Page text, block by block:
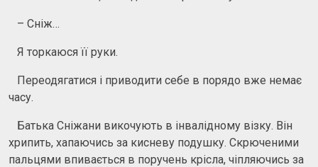
– Сніж…
Я торкаюся її руки.
Переодягатися і приводити себе в порядо вже немає
часу.
Батька Сніжани викочують в інвалідному візку. Він
хрипить, хапаючись за кисневу подушку. Скрюченими
пальцями впивається в поручень крісла, чіпляючись за